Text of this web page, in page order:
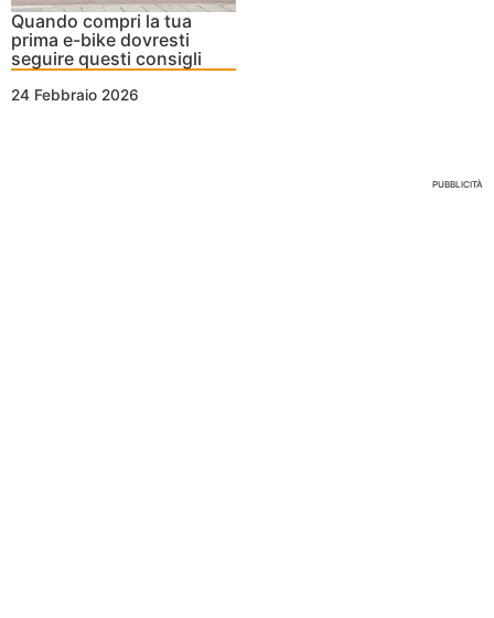
Quando compri la tua
prima e-bike dovresti
seguire questi consigli
24 Febbraio 2026
PUBBLICITÀ